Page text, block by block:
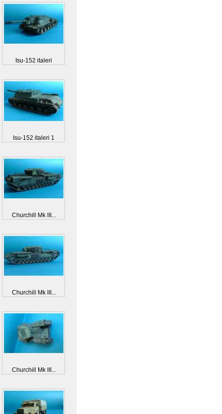
Isu-152 italeri
Isu-152 italeri 1
Churchill Mk III...
Churchill Mk III...
Churchill Mk III...